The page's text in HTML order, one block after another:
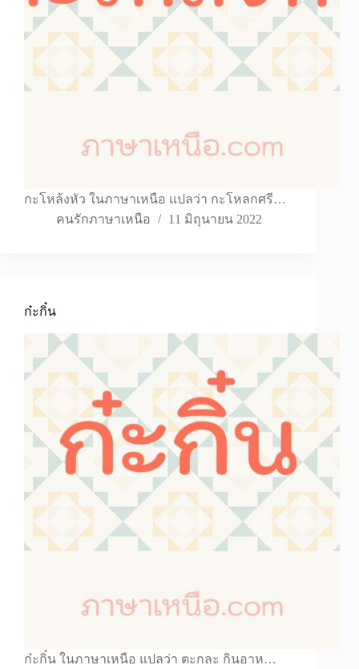
กะโหล้งหัว ในภาษาเหนือ แปลว่า กะโหลกศรี…
คนรักภาษาเหนือ
11 มิถุนายน 2022
ก๋ะกิ๋น
ก๋ะกิ๋น ในภาษาเหนือ แปลว่า ตะกละ กินอาห…